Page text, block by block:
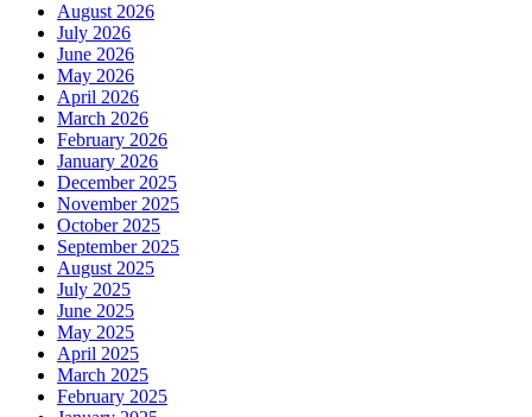
August 2026
July 2026
June 2026
May 2026
April 2026
March 2026
February 2026
January 2026
December 2025
November 2025
October 2025
September 2025
August 2025
July 2025
June 2025
May 2025
April 2025
March 2025
February 2025